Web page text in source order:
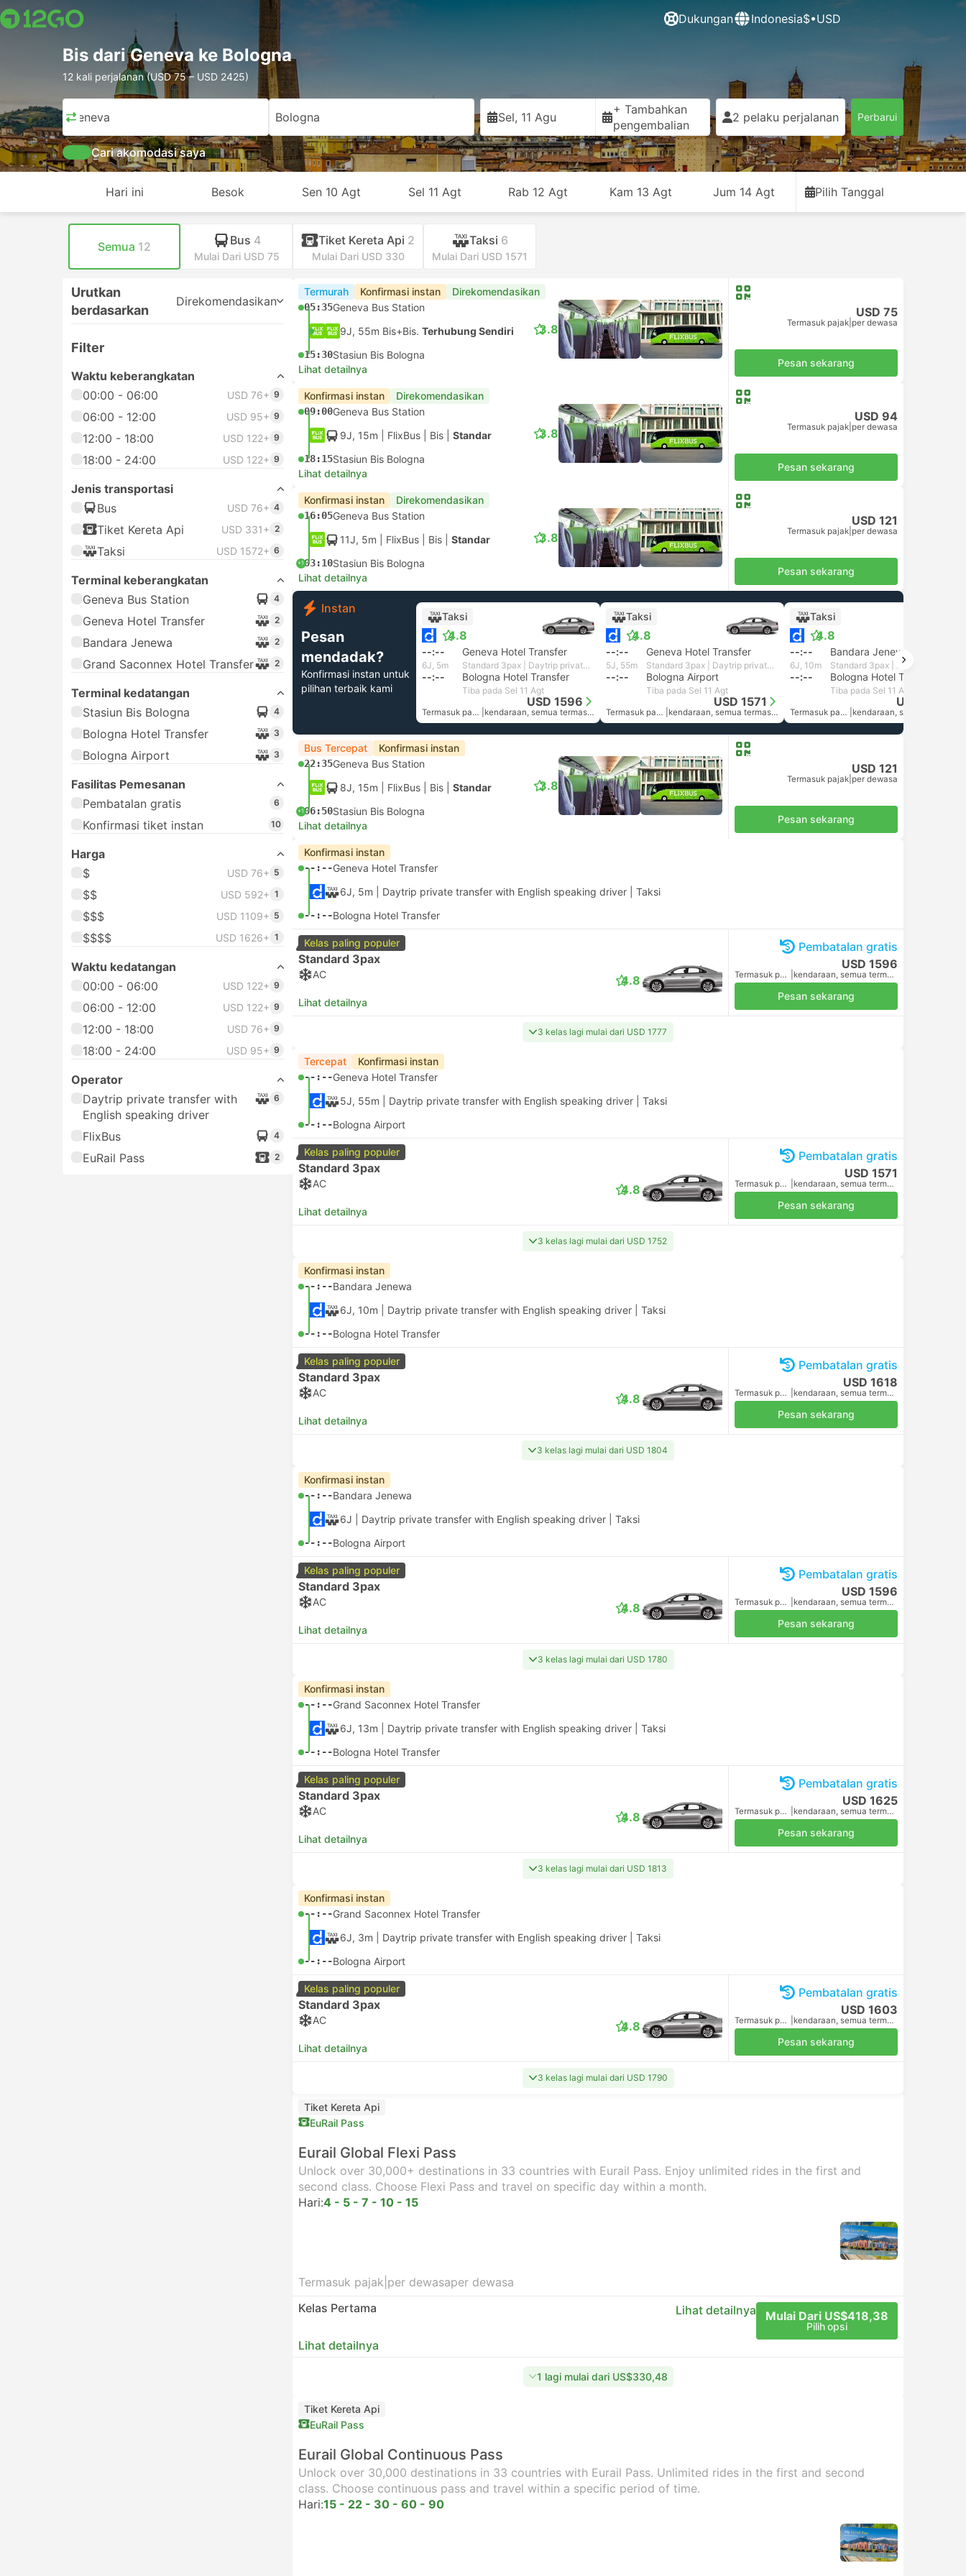
Dukungan Indonesia$•USD
Bis dari Geneva ke Bologna
12 kali perjalanan (USD 75 – USD 2425)
Geneva Bologna Sel, 11 Agu
+ Tambahkan
pengembalian
2 pelaku perjalanan Perbarui
Cari akomodasi saya
Hari ini Besok Sen 10 Agt Sel 11 Agt Rab 12 Agt Kam 13 Agt Jum 14 Agt Pilih Tanggal
Semua 12 Bus 4
Mulai Dari USD 75
Tiket Kereta Api 2
Mulai Dari USD 330
Taksi 6
Mulai Dari USD 1571
Urutkan
berdasarkan
Direkomendasikan
Filter
Waktu keberangkatan
00:00 - 06:00
USD 76+ 9
06:00 - 12:00 USD 95+ 9
12:00 - 18:00 USD 122+ 9
18:00 - 24:00 USD 122+ 9
Jenis transportasi
Bus
USD 76+ 4
Tiket Kereta Api USD 331+ 2
Taksi USD 1572+ 6
Terminal keberangkatan
Geneva Bus Station
4
Geneva Hotel Transfer 2
Bandara Jenewa 2
Grand Saconnex Hotel Transfer 2
Terminal kedatangan
Stasiun Bis Bologna
4
Bologna Hotel Transfer 3
Bologna Airport 3
Fasilitas Pemesanan
Pembatalan gratis
6
Konfirmasi tiket instan 10
Harga
$
USD 76+ 5
$$ USD 592+ 1
$$$ USD 1109+ 5
$$$$ USD 1626+ 1
Waktu kedatangan
00:00 - 06:00
USD 122+ 9
06:00 - 12:00 USD 122+ 9
12:00 - 18:00 USD 76+ 9
18:00 - 24:00 USD 95+ 9
Operator
Daytrip private transfer with
English speaking driver
6
FlixBus 4
EuRail Pass 2
Termurah Konfirmasi instan Direkomendasikan
05:35Geneva Bus Station
9J, 55m Bis+Bis. Terhubung Sendiri
15:30Stasiun Bis Bologna
3.8
Lihat detailnya
USD 75
Termasuk pajak per dewasa
Pesan sekarang
Konfirmasi instan Direkomendasikan
09:00Geneva Bus Station
9J, 15m | FlixBus Bis Standar
18:15Stasiun Bis Bologna
3.8
Lihat detailnya
USD 94
Termasuk pajak per dewasa
Pesan sekarang
Konfirmasi instan Direkomendasikan
16:05Geneva Bus Station
11J, 5m | FlixBus Bis Standar
+103:10Stasiun Bis Bologna
3.8
Lihat detailnya
USD 121
Termasuk pajak per dewasa
Pesan sekarang
Instan
Pesan
mendadak?
Konfirmasi instan untuk
pilihan terbaik kami
Taksi
4.8
--:-- Geneva Hotel Transfer
6J, 5m Standard 3pax | Daytrip private transfer with English speaking driver
--:-- Bologna Hotel Transfer
Tiba pada Sel 11 Agt
USD 1596
Termasuk pajak kendaraan, semua termasuk.
Taksi
4.8
--:-- Geneva Hotel Transfer
5J, 55m Standard 3pax | Daytrip private transfer with English speaking driver
--:-- Bologna Airport
Tiba pada Sel 11 Agt
USD 1571
Termasuk pajak kendaraan, semua termasuk.
Taksi
4.8
--:-- Bandara Jenewa
6J, 10m
--:-- Bologna Hotel Transfer
Tiba pada Sel 11 Agt
USD 1618
Termasuk pajak
Bus Tercepat Konfirmasi instan
22:35Geneva Bus Station
8J, 15m | FlixBus Bis Standar
+106:50Stasiun Bis Bologna
3.8
Lihat detailnya
USD 121
Termasuk pajak per dewasa
Pesan sekarang
Konfirmasi instan
--:--Geneva Hotel Transfer
6J, 5m | Daytrip private transfer with English speaking driver Taksi
--:--Bologna Hotel Transfer
Kelas paling populer
Standard 3pax
AC
Lihat detailnya
4.8
Pembatalan gratis
USD 1596
Termasuk pajak kendaraan, semua termasuk.
Pesan sekarang
3 kelas lagi mulai dari USD 1777
Tercepat Konfirmasi instan
--:--Geneva Hotel Transfer
5J, 55m | Daytrip private transfer with English speaking driver Taksi
--:--Bologna Airport
Kelas paling populer
Standard 3pax
AC
Lihat detailnya
4.8
Pembatalan gratis
USD 1571
Termasuk pajak kendaraan, semua termasuk.
Pesan sekarang
3 kelas lagi mulai dari USD 1752
Konfirmasi instan
--:--Bandara Jenewa
6J, 10m | Daytrip private transfer with English speaking driver Taksi
--:--Bologna Hotel Transfer
Kelas paling populer
Standard 3pax
AC
Lihat detailnya
4.8
Pembatalan gratis
USD 1618
Termasuk pajak kendaraan, semua termasuk.
Pesan sekarang
3 kelas lagi mulai dari USD 1804
Konfirmasi instan
--:--Bandara Jenewa
6J | Daytrip private transfer with English speaking driver Taksi
--:--Bologna Airport
Kelas paling populer
Standard 3pax
AC
Lihat detailnya
4.8
Pembatalan gratis
USD 1596
Termasuk pajak kendaraan, semua termasuk.
Pesan sekarang
3 kelas lagi mulai dari USD 1780
Konfirmasi instan
--:--Grand Saconnex Hotel Transfer
6J, 13m | Daytrip private transfer with English speaking driver Taksi
--:--Bologna Hotel Transfer
Kelas paling populer
Standard 3pax
AC
Lihat detailnya
4.8
Pembatalan gratis
USD 1625
Termasuk pajak kendaraan, semua termasuk.
Pesan sekarang
3 kelas lagi mulai dari USD 1813
Konfirmasi instan
--:--Grand Saconnex Hotel Transfer
6J, 3m | Daytrip private transfer with English speaking driver Taksi
--:--Bologna Airport
Kelas paling populer
Standard 3pax
AC
Lihat detailnya
4.8
Pembatalan gratis
USD 1603
Termasuk pajak kendaraan, semua termasuk.
Pesan sekarang
3 kelas lagi mulai dari USD 1790
Tiket Kereta Api
EuRail Pass
Eurail Global Flexi Pass
Unlock over 30,000+ destinations in 33 countries with Eurail Pass. Enjoy unlimited rides in the first and
second class. Choose Flexi Pass and travel on specific day within a month.
Hari:4 - 5 - 7 - 10 - 15
Termasuk pajak per dewasaper dewasa
Kelas Pertama
Lihat detailnya Mulai Dari US$418,38
Pilih opsi
Lihat detailnya
1 lagi mulai dari US$330,48
Tiket Kereta Api
EuRail Pass
Eurail Global Continuous Pass
Unlock over 30,000 destinations in 33 countries with Eurail Pass. Unlimited rides in the first and second
class. Choose continuous pass and travel within a specific period of time.
Hari:15 - 22 - 30 - 60 - 90